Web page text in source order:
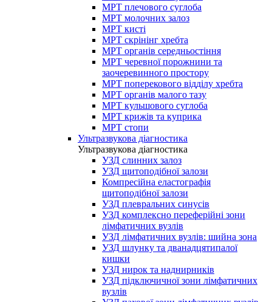
МРТ плечового суглоба
МРТ молочних залоз
МРТ кисті
МРТ скрінінг хребта
МРТ органів середньостіння
МРТ черевної порожнини та
заочеревинного простору
МРТ поперекового відділу хребта
МРТ органів малого тазу
МРТ кульшового суглоба
МРТ крижів та куприка
МРТ стопи
Ультразвукова діагностика
Ультразвукова діагностика
УЗД слинних залоз
УЗД щитоподібної залози
Компресійна еластографія
щитоподібної залози
УЗД плевральних синусів
УЗД комплексно переферійні зони
лімфатичних вузлів
УЗД лімфатичних вузлів: шийна зона
УЗД шлунку та дванадцятипалої
кишки
УЗД нирок та наднирників
УЗД підключичної зони лімфатичних
вузлів